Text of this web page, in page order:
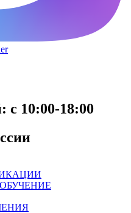
с 10:00-18:00